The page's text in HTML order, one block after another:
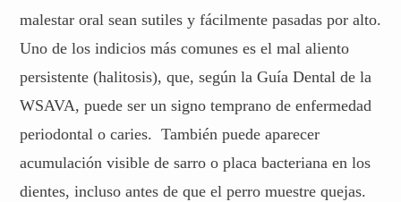
malestar oral sean sutiles y fácilmente pasadas por alto.
Uno de los indicios más comunes es el mal aliento
persistente (halitosis), que, según la Guía Dental de la
WSAVA, puede ser un signo temprano de enfermedad
periodontal o caries. También puede aparecer
acumulación visible de sarro o placa bacteriana en los
dientes, incluso antes de que el perro muestre quejas.